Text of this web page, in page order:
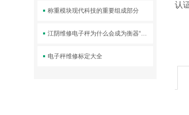
称重模块现代科技的重要组成部分
江阴维修电子秤为什么会成为衡器“霸王”
电子秤维修标定大全
认